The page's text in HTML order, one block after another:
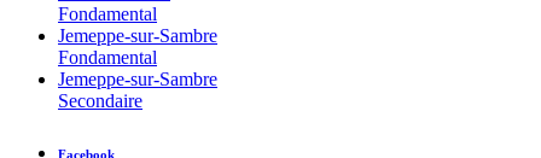
Fondamental
Jemeppe-sur-Sambre
Fondamental
Jemeppe-sur-Sambre
Secondaire
Facebook